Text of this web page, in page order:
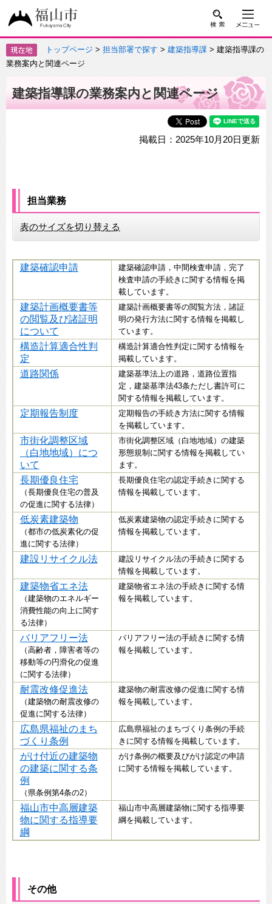
トップページ>担当部署で探す>建築指導課> 建築指導課の
業務案内と関連ページ
建築指導課の業務案内と関連ページ
掲載日：2025年10月20日更新
担当業務
表のサイズを切り替える
建築確認申請
建築確認申請，中間検査申請，完了
検査申請の手続きに関する情報を掲
載しています。
建築計画概要書等
の閲覧及び諸証明
について
建築計画概要書等の閲覧方法，諸証
明の発行方法に関する情報を掲載し
ています。
構造計算適合性判
定
構造計算適合性判定に関する情報を
掲載しています。
道路関係
建築基準法上の道路，道路位置指
定，建築基準法43条ただし書許可に
関する情報を掲載しています。
定期報告制度
定期報告の手続き方法に関する情報
を掲載しています。
市街化調整区域
（白地地域）につ
いて
市街化調整区域（白地地域）の建築
形態規制に関する情報を掲載してい
ます。
長期優良住宅
（長期優良住宅の普及
の促進に関する法律）
長期優良住宅の認定手続きに関する
情報を掲載しています。
低炭素建築物
（都市の低炭素化の促
進に関する法律）
低炭素建築物の認定手続きに関する
情報を掲載しています。
建設リサイクル法
建設リサイクル法の手続きに関する
情報を掲載しています。
建築物省エネ法
（建築物のエネルギー
消費性能の向上に関す
る法律）
建築物省エネ法の手続きに関する情
報を掲載しています。
バリアフリー法
（高齢者，障害者等の
移動等の円滑化の促進
に関する法律）
バリアフリー法の手続きに関する情
報を掲載しています。
耐震改修促進法
（建築物の耐震改修の
促進に関する法律）
建築物の耐震改修の促進に関する情
報を掲載しています。
広島県福祉のまち
づくり条例
広島県福祉のまちづくり条例の手続
きに関する情報を掲載しています。
がけ付近の建築物
の建築に関する条
例
（県条例第4条の2）
がけ条例の概要及びがけ認定の申請
に関する情報を掲載しています。
福山市中高層建築
物に関する指導要
綱
福山市中高層建築物に関する指導要
綱を掲載しています。
その他